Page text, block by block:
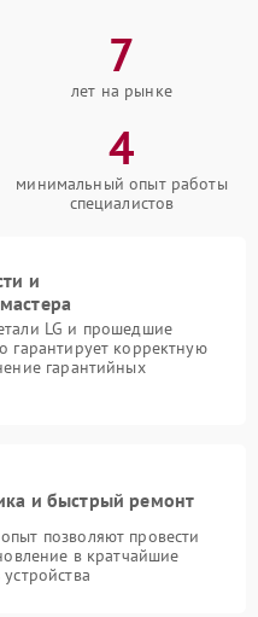
7
лет на рынке
4
минимальный опыт работы
специалистов
и
LG и прошедшие
гарантирует корректную
гарантийных
и быстрый ремонт
позволяют провести
в кратчайшие